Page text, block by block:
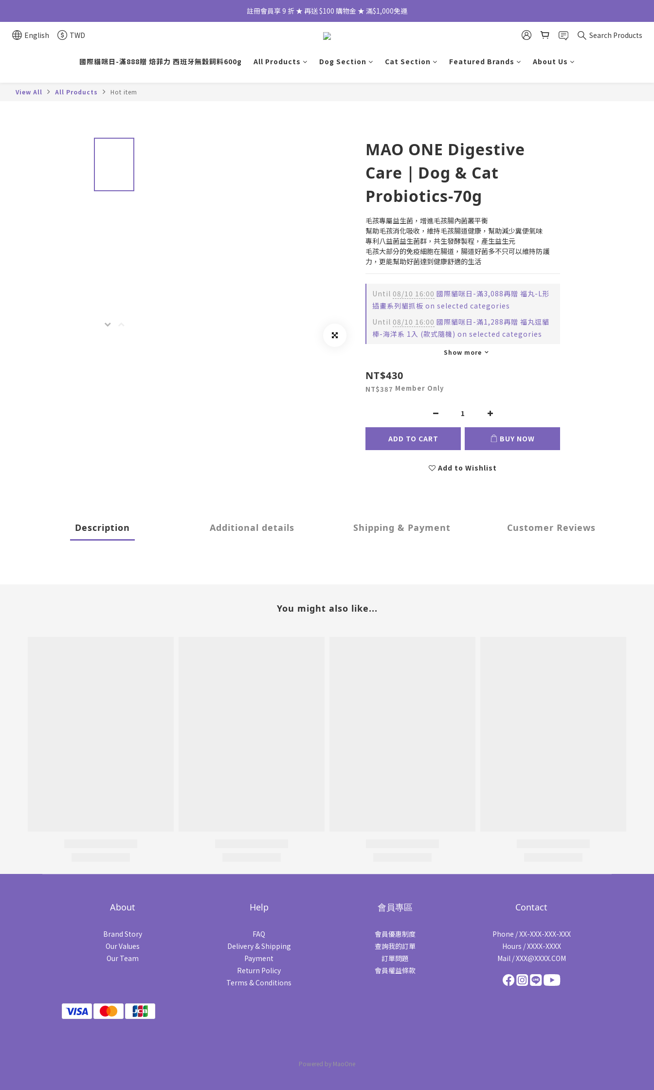
註冊會員享 9 折 ★ 再送 $100 購物金 ★ 滿$1,000免運
English TWD Search Products
國際貓咪日-滿888贈 焙菲力 西班牙無穀飼料600g All Products Dog Section Cat Section Featured Brands About Us
View All All Products Hot item
MAO ONE Digestive
Care｜Dog & Cat
Probiotics-70g
毛孩專屬益生菌，增進毛孩腸內菌叢平衡
幫助毛孩消化吸收，維持毛孩腸道健康，幫助減少糞便氣味
專利八益菌益生菌群，共生發酵製程，產生益生元
毛孩大部分的免疫細胞在腸道，腸道好菌多不只可以維持防護
力，更能幫助好菌達到健康舒適的生活
Until 08/10 16:00 國際貓咪日-滿3,088再贈 福丸-L形
插畫系列貓抓板 on selected categories
Until 08/10 16:00 國際貓咪日-滿1,288再贈 福丸逗貓
棒-海洋系 1入 (款式隨機) on selected categories
Show more
NT$430
NT$387 Member Only
ADD TO CART BUY NOW
Add to Wishlist
Description Additional details Shipping & Payment Customer Reviews
You might also like...
About
Brand Story
Our Values
Our Team
Help
FAQ
Delivery & Shipping
Payment
Return Policy
Terms & Conditions
會員專區
會員優惠制度
查詢我的訂單
訂單問題
會員權益條款
Contact
Phone / XX-XXX-XXX-XXX
Hours / XXXX-XXXX
Mail / XXX@XXXX.COM
Powered by MaoOne